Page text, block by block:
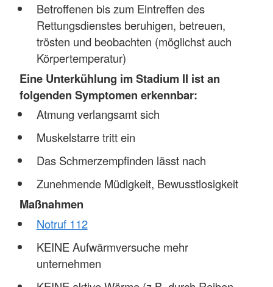
Betroffenen bis zum Eintreffen des
Rettungsdienstes beruhigen, betreuen,
trösten und beobachten (möglichst auch
Körpertemperatur)
Eine Unterkühlung im Stadium II ist an
folgenden Symptomen erkennbar:
Atmung verlangsamt sich
Muskelstarre tritt ein
Das Schmerzempfinden lässt nach
Zunehmende Müdigkeit, Bewusstlosigkeit
Maßnahmen
Notruf 112
KEINE Aufwärmversuche mehr
unternehmen